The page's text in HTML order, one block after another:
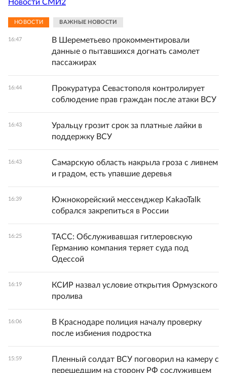
Новости СМИ2
НОВОСТИ ВАЖНЫЕ НОВОСТИ
16:47
В Шереметьево прокомментировали
данные о пытавшихся догнать самолет
пассажирах
16:44
Прокуратура Севастополя контролирует
соблюдение прав граждан после атаки ВСУ
16:43
Уральцу грозит срок за платные лайки в
поддержку ВСУ
16:43
Самарскую область накрыла гроза с ливнем
и градом, есть упавшие деревья
16:39
Южнокорейский мессенджер KakaoTalk
собрался закрепиться в России
16:25
ТАСС: Обслуживавшая гитлеровскую
Германию компания теряет суда под
Одессой
16:19
КСИР назвал условие открытия Ормузского
пролива
16:06
В Краснодаре полиция началу проверку
после избиения подростка
15:59
Пленный солдат ВСУ поговорил на камеру с
перешедшим на сторону РФ сослуживцем